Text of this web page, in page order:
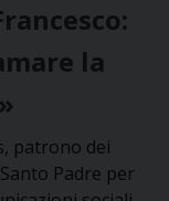
la
patrono dei
Padre per